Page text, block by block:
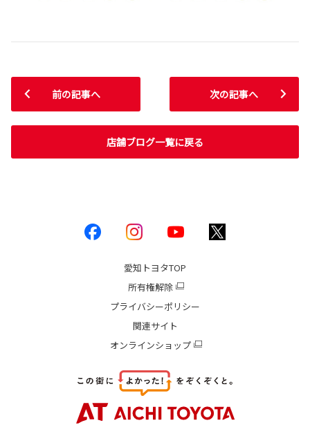
前の記事へ
店舗ブログ一覧に戻る
次の記事へ
愛知トヨタTOP
所有権解除
プライバシーポリシー
関連サイト
オンラインショップ